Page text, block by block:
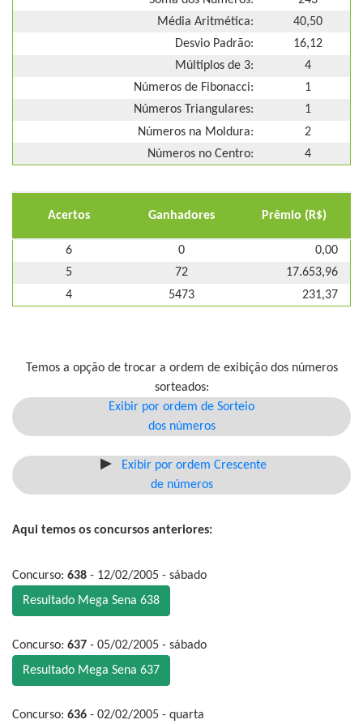
Média Aritmética:
40,50
Desvio Padrão:
16,12
Múltiplos de 3:
4
Números de Fibonacci:
1
Números Triangulares:
1
Números na Moldura:
2
Números no Centro:
4
Acertos Ganhadores Prêmio (R$)
6 0
0,00
5
72
17.653,96
4
5473 231,37
Temos a opção de trocar a ordem de exibição dos números
sorteados:
Exibir por ordem de Sorteio
dos números
Exibir por ordem Crescente
de números
Aqui temos os concursos anteriores:
Concurso: 638 - 12/02/2005 - sábado
Resultado Mega Sena 638
Concurso: 637 - 05/02/2005 - sábado
Resultado Mega Sena 637
Concurso: 636 - 02/02/2005 - quarta